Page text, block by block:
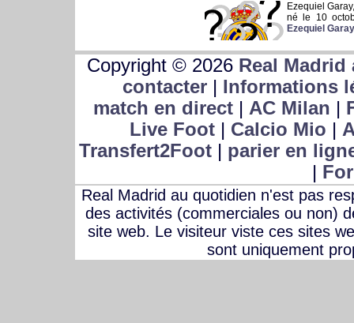
Ezequiel
né le 10
Ezequiel Garay
Copyright © 2026 Real
contacter| Informations
match en direct| AC Milan |
Live Foot| Calcio Mio |
Transfert2Foot | parier en
|
Real Madrid au quotidien n'est pas
des activités (commerciales ou non)
site web. Le visiteur viste ces sites
sont uniquement